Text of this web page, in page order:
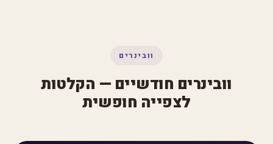
וובינרים
וובינרים חודשיים — הקלטות
לצפייה חופשית